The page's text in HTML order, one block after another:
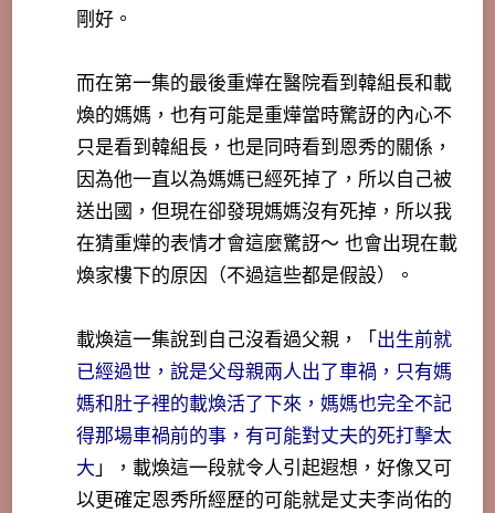
剛好。
而在第一集的最後重燁在醫院看到韓組長和載
煥的媽媽，也有可能是重燁當時驚訝的內心不
只是看到韓組長，也是同時看到恩秀的關係，
因為他一直以為媽媽已經死掉了，所以自己被
送出國，但現在卻發現媽媽沒有死掉，所以我
在猜重燁的表情才會這麼驚訝～ 也會出現在載
煥家樓下的原因（不過這些都是假設）。
載煥這一集說到自己沒看過父親，「 出生前就
已經過世，說是父母親兩人出了車禍，只有媽
媽和肚子裡的載煥活了下來，媽媽也完全不記
得那場車禍前的事，有可能對丈夫的死打擊太
大 」，載煥這一段就令人引起遐想，好像又可
以更確定恩秀所經歷的可能就是丈夫李尚佑的